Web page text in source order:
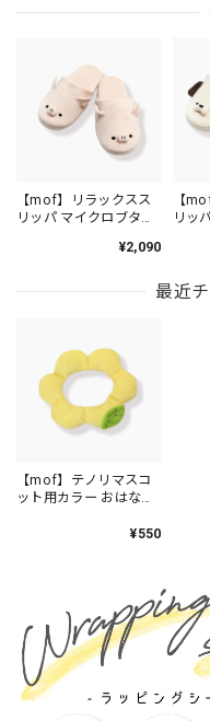
【mof】リラックスス
リッパ マイクロブタ
¥2,090
【
リッ
最近
【mof】テノリマスコ
ット用カラー おはな
¥550